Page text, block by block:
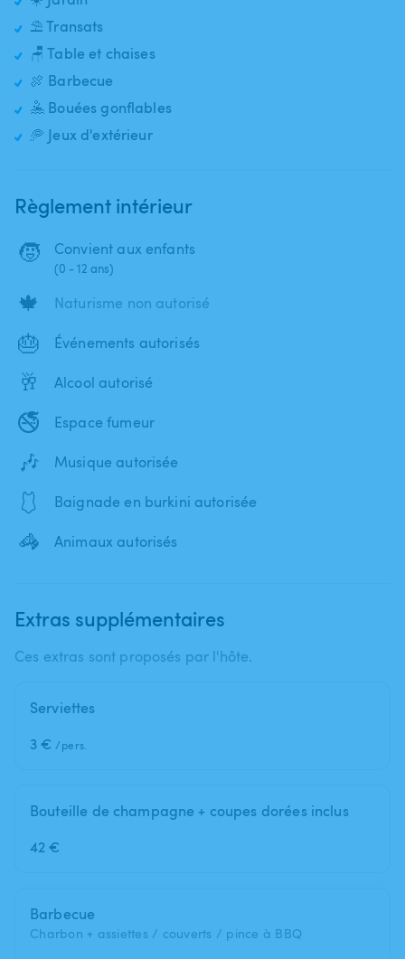
⛱️ Transats
🪑 Table et chaises
🍖 Barbecue
🤽 Bouées gonflables
🥏 Jeux d'extérieur
Règlement intérieur
🧒 Convient aux enfants
(0 - 12 ans)
🍁 Naturisme non autorisé
🎂 Événements autorisés
🥂 Alcool autorisé
🚭 Espace fumeur
🎶 Musique autorisée
🩱 Baignade en burkini autorisée
🦓 Animaux autorisés
Extras supplémentaires
Ces extras sont proposés par l'hôte.
Serviettes
3 € /pers.
Bouteille de champagne + coupes dorées inclus
42 €
Barbecue
Charbon + assiettes / couverts / pince à BBQ